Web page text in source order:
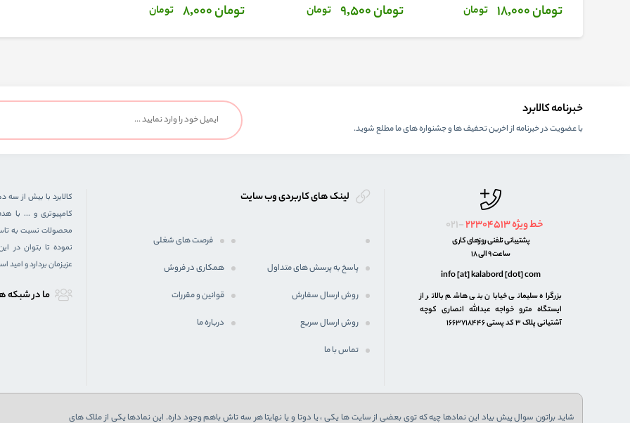
تومان 18,000 تومان تومان 9,500 تومان تومان 8,000 تومان
خبرنامه کالابرد
با عضویت در خبرنامه از اخرین تحفیف ها و جشنواره های ما مطلع شوید.
021- خط ویژه22304513
پشتیبانی تلفنی روزهای کاری
ساعت 9 الی 18
info [at] kalabord [dot] com
بزرگراه سلیمانی خیابان بنی هاشم بالاتر از
ایستگاه مترو خواجه عبدالله انصاری کوچه
آشتیانی پلاک ۳ کد پستی ۱۶۶۳۷۱۸۴۴۶
لینک های کاربردی وب سایت
فرصت های شغلی
پاسخ به پرسش های متداول
همکاری در فروش
روش ارسال سفارش
قوانین و مقررات
روش ارسال سریع
درباره ما
تماس با ما
کالابرد با بیش از سه
کامپیوتری و ... با
محصولات نسبت به
نموده تا بتوان در
عزیزمان بردارد و
ما در شبكه
شاید براتون سوال پیش بیاد این نمادها چیه که توی بعضی از سایت ها یکی ، یا دوتا و یا نهایتا هر سه تاش باهم وجود داره. این نمادها یکی از ملاک های